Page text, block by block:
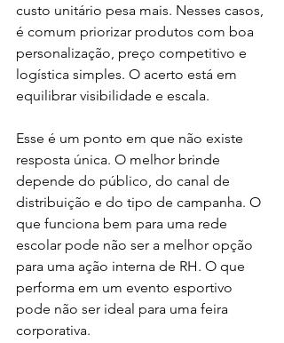
custo unitário pesa mais. Nesses casos,
é comum priorizar produtos com boa
personalização, preço competitivo e
logística simples. O acerto está em
equilibrar visibilidade e escala.
Esse é um ponto em que não existe
resposta única. O melhor brinde
depende do público, do canal de
distribuição e do tipo de campanha. O
que funciona bem para uma rede
escolar pode não ser a melhor opção
para uma ação interna de RH. O que
performa em um evento esportivo
pode não ser ideal para uma feira
corporativa.